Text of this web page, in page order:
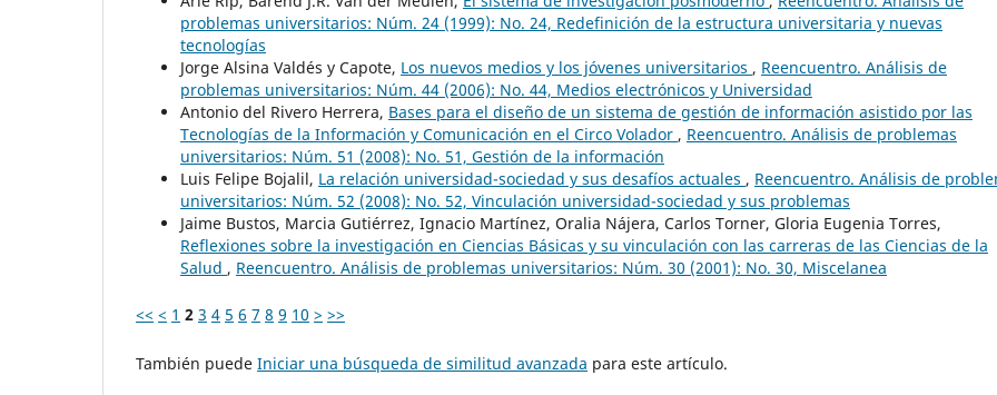
problemas universitarios: Núm. 24 (1999): No. 24, Redefinición de la estructura universitaria y nuevas
tecnologías
Jorge Alsina Valdés y Capote, Los nuevos medios y los jóvenes universitarios , Reencuentro. Análisis de
problemas universitarios: Núm. 44 (2006): No. 44, Medios electrónicos y Universidad
Antonio del Rivero Herrera, Bases para el diseño de un sistema de gestión de información asistido por las
Tecnologías de la Información y Comunicación en el Circo Volador , Reencuentro. Análisis de problemas
universitarios: Núm. 51 (2008): No. 51, Gestión de la información
Luis Felipe Bojalil, La relación universidad-sociedad y sus desafíos actuales , Reencuentro. Análisis de
universitarios: Núm. 52 (2008): No. 52, Vinculación universidad-sociedad y sus problemas
Jaime Bustos, Marcia Gutiérrez, Ignacio Martínez, Oralia Nájera, Carlos Torner, Gloria Eugenia Torres,
Reflexiones sobre la investigación en Ciencias Básicas y su vinculación con las carreras de las Ciencias de la
Salud , Reencuentro. Análisis de problemas universitarios: Núm. 30 (2001): No. 30, Miscelanea
<< < 1 2 3 4 5 6 7 8 9 10 > >>
También puede Iniciar una búsqueda de similitud avanzada para este artículo.